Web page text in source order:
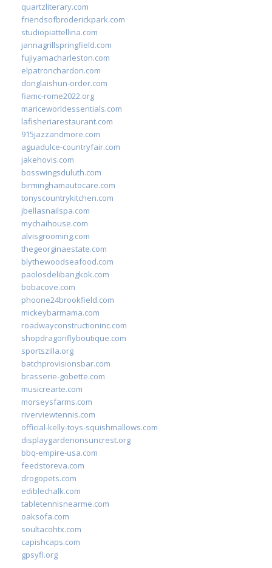
quartzliterary.com
friendsofbroderickpark.com
studiopiattellina.com
jannagrillspringfield.com
fujiyamacharleston.com
elpatronchardon.com
donglaishun-order.com
fiamc-rome2022.org
mariceworldessentials.com
lafisheriarestaurant.com
915jazzandmore.com
aguadulce-countryfair.com
jakehovis.com
bosswingsduluth.com
birminghamautocare.com
tonyscountrykitchen.com
jbellasnailspa.com
mychaihouse.com
alvisgrooming.com
thegeorginaestate.com
blythewoodseafood.com
paolosdelibangkok.com
bobacove.com
phoone24brookfield.com
mickeybarmama.com
roadwayconstructioninc.com
shopdragonflyboutique.com
sportszilla.org
batchprovisionsbar.com
brasserie-gobette.com
musicrearte.com
morseysfarms.com
riverviewtennis.com
official-kelly-toys-squishmallows.com
displaygardenonsuncrest.org
bbq-empire-usa.com
feedstoreva.com
drogopets.com
ediblechalk.com
tabletennisnearme.com
oaksofa.com
soultacohtx.com
capishcaps.com
gpsyfl.org